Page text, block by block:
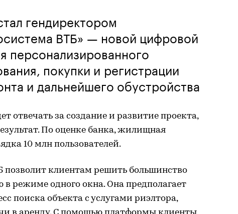
гендиректором
ВТБ» — новой цифровой
персонализированного
покупки и регистрации
и дальнейшего обустройства
отвечать за создание и развитие проекта,
По оценке банка, жилищная
10 млн пользователей.
клиентам решить большинство
режиме одного окна. Она предполагает
поиска объекта с услугами риэлтора,